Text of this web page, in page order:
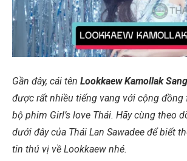
Gần đây, cái tên Lookkaew Kamollak
được rất nhiều tiếng vang với cộng đồng
bộ phim Girl’s love Thái. Hãy cùng theo
dưới đây của Thái Lan Sawadee để biết
tin thú vị về Lookkaew nhé.